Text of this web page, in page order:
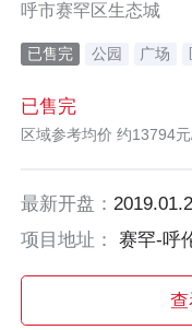
呼市赛罕区生态城
已售完 公园 广场
已售完
区域参考均价 约13794
最新开盘：
项目地址： 赛罕-呼
查